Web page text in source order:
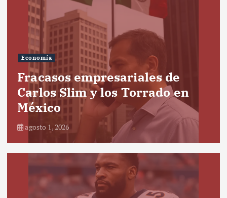
Economía
Fracasos empresariales de
Carlos Slim y los Torrado en
México
agosto 1, 2026